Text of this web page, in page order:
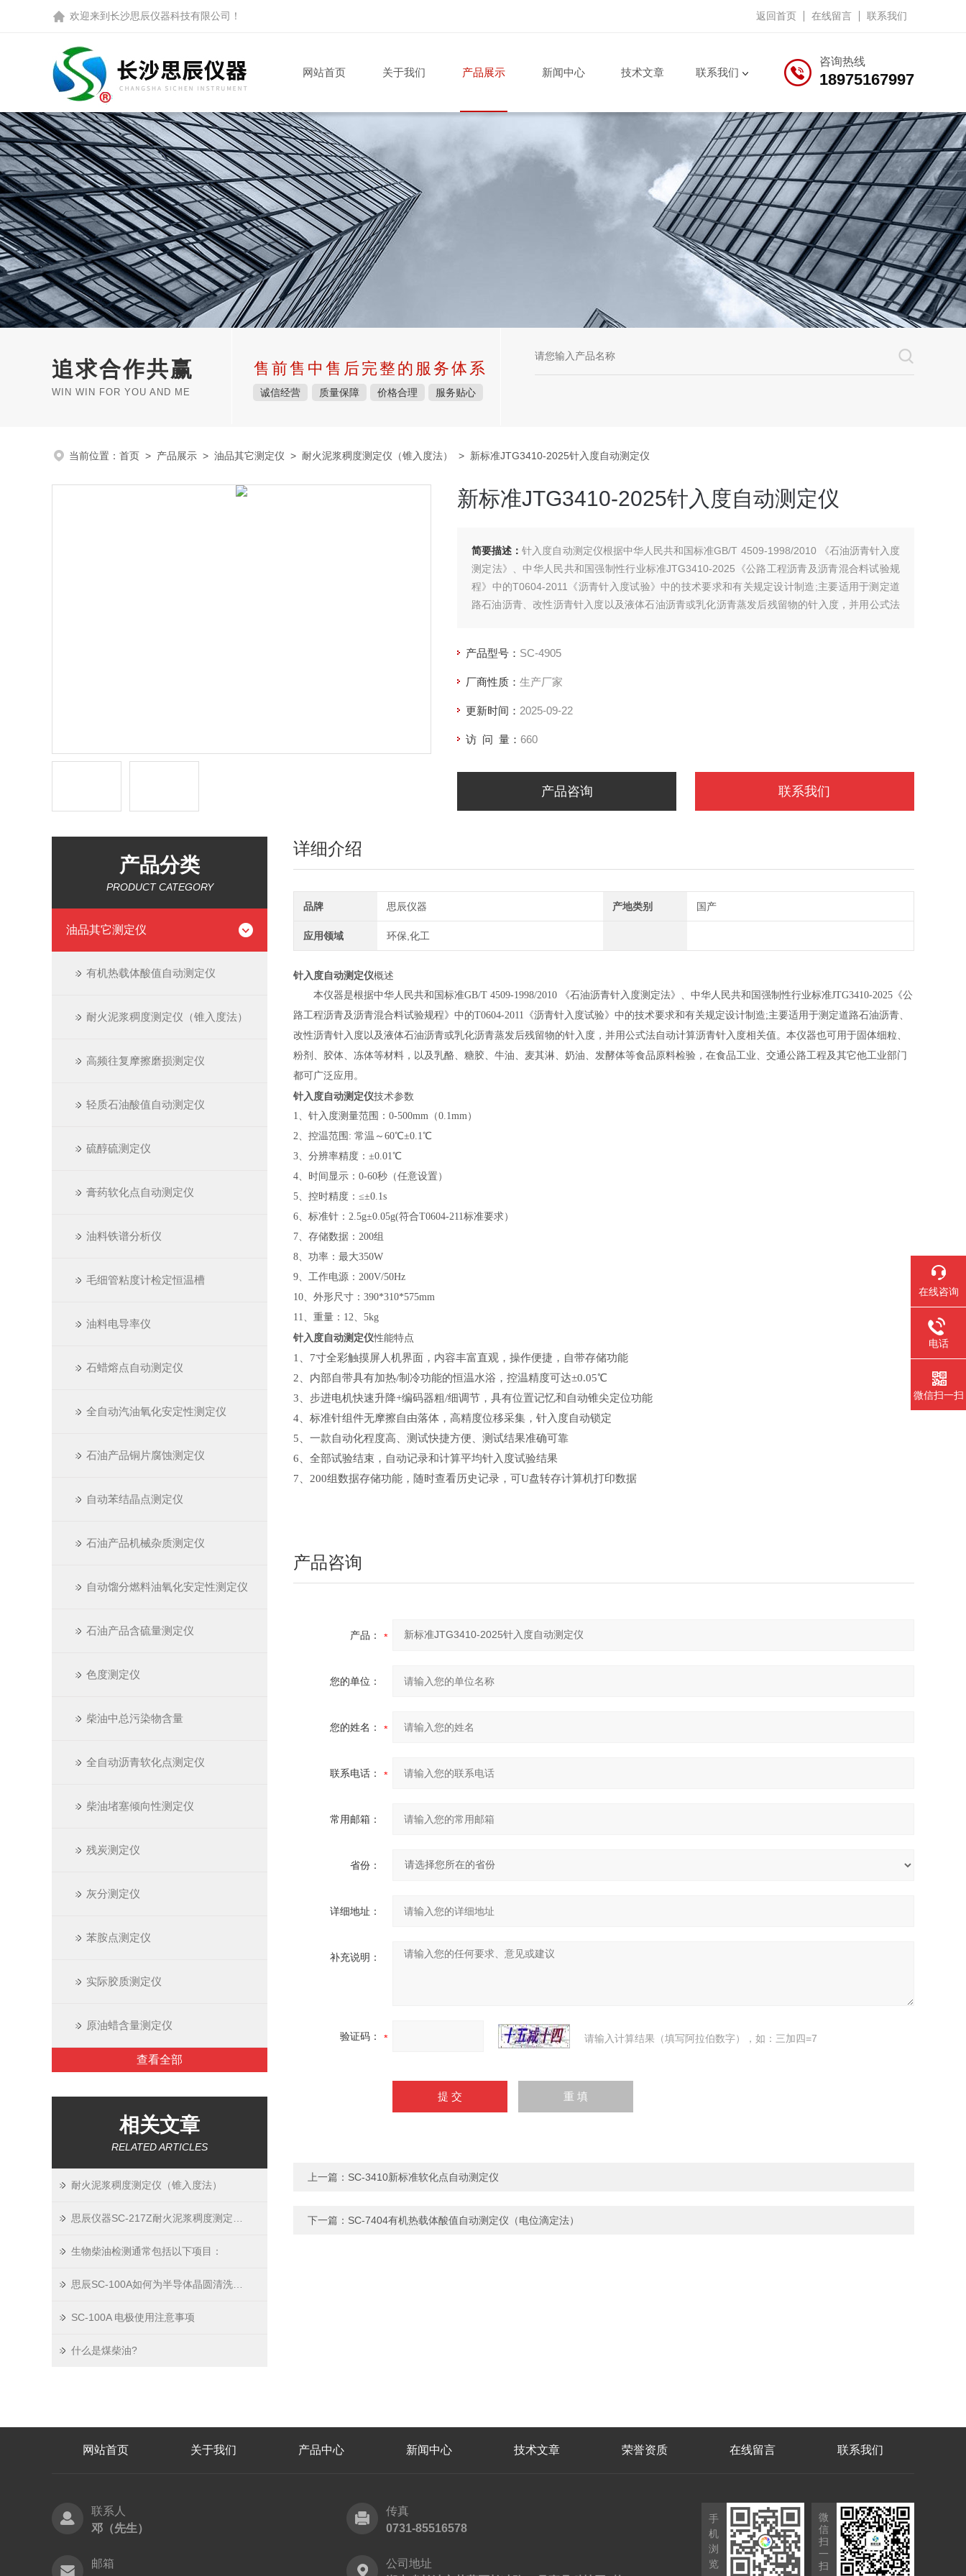
欢迎来到 长沙思辰仪器科技有限公司 ！ 返回首页 在线留言 联系我们
咨询热线
18975167997
网站首页 关于我们 产品展示 新闻中心 技术文章 联系我们
追求合作共赢
WIN WIN FOR YOU AND ME
售前售中售后完整的服务体系
诚信经营 质量保障 价格合理 服务贴心
当前位置： 首页 > 产品展示 > 油品其它测定仪 > 耐火泥浆稠度测定仪（锥入度法） > 新标准JTG3410-2025针入度自动测定仪
新标准JTG3410-2025针入度自动测定仪
简要描述：针入度自动测定仪根据中华人民共和国标准GB/T 4509-1998/2010 《石油沥青针入度
测定法》、中华人民共和国强制性行业标准JTG3410-2025《公路工程沥青及沥青混合料试验规
程》中的T0604-2011《沥青针入度试验》中的技术要求和有关规定设计制造;主要适用于测定道
路石油沥青、改性沥青针入度以及液体石油沥青或乳化沥青蒸发后残留物的针入度，并用公式法
产品型号： SC-4905
厂商性质： 生产厂家
更新时间： 2025-09-22
访 问 量： 660
产品咨询 联系我们
产品分类
PRODUCT CATEGORY
油品其它测定仪
有机热载体酸值自动测定仪
耐火泥浆稠度测定仪（锥入度法）
高频往复摩擦磨损测定仪
轻质石油酸值自动测定仪
硫醇硫测定仪
膏药软化点自动测定仪
油料铁谱分析仪
毛细管粘度计检定恒温槽
油料电导率仪
石蜡熔点自动测定仪
全自动汽油氧化安定性测定仪
石油产品铜片腐蚀测定仪
自动苯结晶点测定仪
石油产品机械杂质测定仪
自动馏分燃料油氧化安定性测定仪
石油产品含硫量测定仪
色度测定仪
柴油中总污染物含量
全自动沥青软化点测定仪
柴油堵塞倾向性测定仪
残炭测定仪
灰分测定仪
苯胺点测定仪
实际胶质测定仪
原油蜡含量测定仪
查看全部
相关文章
RELATED ARTICLES
耐火泥浆稠度测定仪（锥入度法）
生物柴油检测通常包括以下项目：
SC-100A 电极使用注意事项
什么是煤柴油?
详细介绍
品牌 思辰仪器 产地类别 国产
应用领域 环保,化工
针入度自动测定仪概述
本仪器是根据中华人民共和国标准GB/T 4509-1998/2010 《石油沥青针入度测定法》、中华人民共和国 强制性行业标准JTG3410-2025 《公
路工程沥青及沥青混合料试验规程》中的T0604-2011《沥青针入度试验》中的技术要求和有关规定设计制造;主要适用于测定道路石油沥青、
改性沥青针入度以及液体石油沥青或乳化沥青蒸发后残留物的针入度，并用公式法自动计算沥青针入度相关值。本仪器也可用于固体细粒、
粉剂、胶体、冻体等材料，以及乳酪、糖胶、牛油、麦其淋、奶油、发酵体等食品原料检验，在食品工业、交通公路工程及其它他工业部门
都可广泛应用。
针入度自动测定仪技术参数
1、 针入度测量范围 ： 0-500mm（0.1mm）
2、 控温范围 : 常温～ 60℃±0.1℃
3、 分辨率精度： ±0.01℃
4、 时间显示： 0-60秒（任意设置）
5、 控时精度： ≤±0.1s
6、 标准针： 2.5g±0.05g(符合T0604-211标准要求）
7、 存储数据： 200组
8、 功率：最大350W
9、 工作电源： 200V/50Hz
10、外形尺寸：390*310*575mm
11、重量：12、5kg
针入度自动测定仪性能特点
1、7寸全彩触摸屏人机界面，内容丰富直观，操作便捷，自带存储功能
2、内部自带具有加热/制冷功能的恒温水浴，控温精度可达±0.05℃
3、步进电机快速升降+编码器粗/细调节，具有位置记忆和自动锥尖定位功能
4、 标准针组件无摩擦自由落体，高精度位移采集， 针入度自动锁定
5、一款自动化程度高、测试快捷方便、测试结果准确可靠
6、全部试验结束，自动记录和计算平均针入度试验结果
7、200组数据存储功能，随时查看历史记录，可U盘转存计算机打印数据
产品咨询
产品：
您的单位：
您的姓名：
联系电话：
常用邮箱：
省份：
详细地址：
补充说明：
验证码： 请输入计算结果（填写阿拉伯数字），如：三加四=7
上一篇： SC-3410新标准软化点自动测定仪
下一篇： SC-7404有机热载体酸值自动测定仪（电位滴定法）
网站首页 关于我们 产品中心 新闻中心 技术文章 荣誉资质 在线留言 联系我们
联系人
邓（先生）
传真
0731-85516578
邮箱
公司地址
手
机
浏
览
微
信
扫
一
扫
在线咨询
电话
微信扫一扫